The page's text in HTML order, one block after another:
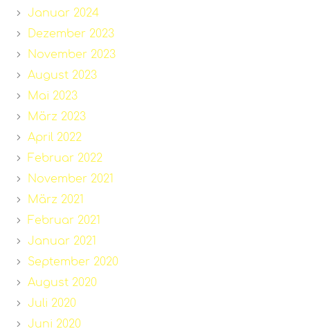
Januar 2024
Dezember 2023
November 2023
August 2023
Mai 2023
März 2023
April 2022
Februar 2022
November 2021
März 2021
Februar 2021
Januar 2021
September 2020
August 2020
Juli 2020
Juni 2020